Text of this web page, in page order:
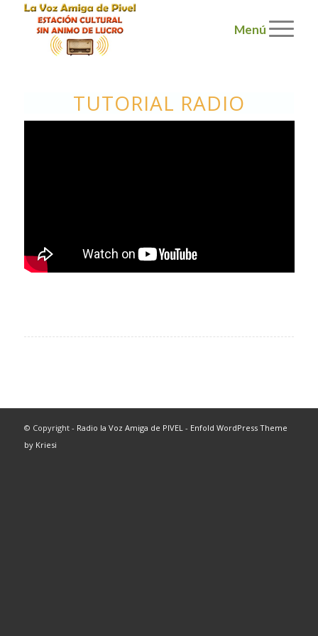
Menú
TUTORIAL RADIO
© Copyright - Radio la Voz Amiga de PIVEL- Enfold WordPress Theme
by Kriesi